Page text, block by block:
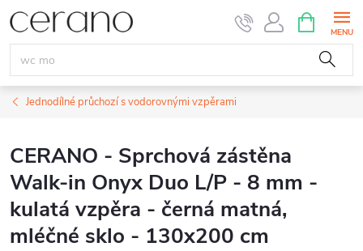
Přejít
na
obsah
NÁKUPNÍ
KOŠÍK
Jednodílné průchozí s vodorovnými vzpěrami
CERANO - Sprchová zástěna
Walk-in Onyx Duo L/P - 8 mm -
kulatá vzpěra - černá matná,
mléčné sklo - 130x200 cm